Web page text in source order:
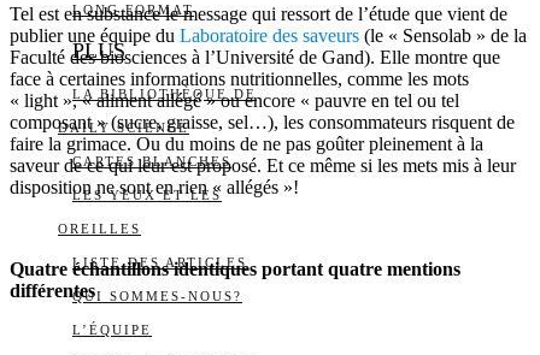
LONG FORMAT
PLUS
LA BIBLIOTHÈQUE DE
DAILY SCIENCE
CARTES BLANCHES
LES YEUX ET LES
OREILLES
LISTE DES ARTICLES
QUI SOMMES-NOUS?
L’ÉQUIPE
Tel est en substance le message qui ressort de l’étude que vient de
publier une équipe du Laboratoire des saveurs (le « Sensolab » de la
Faculté des biosciences à l’Université de Gand). Elle montre que
face à certaines informations nutritionnelles, comme les mots
« light », « aliment allégé » ou encore « pauvre en tel ou tel
composant » (sucre, graisse, sel…), les consommateurs risquent de
faire la grimace. Ou du moins de ne pas goûter pleinement à la
saveur de ce qui leur est proposé. Et ce même si les mets mis à leur
disposition ne sont en rien « allégés »!
Quatre échantillons identiques portant quatre mentions
différentes